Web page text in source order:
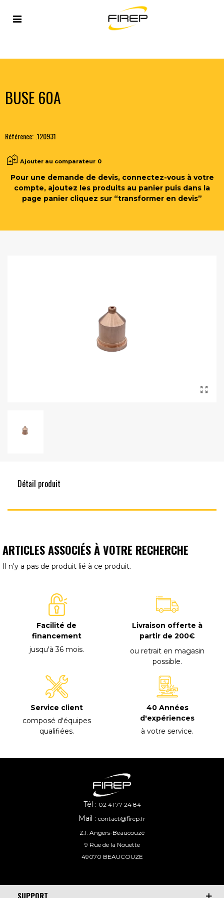
Accueil
TORCHES MANUELLES ET
BUSE 60A
Référence: .120931
Ajouter au comparateur 0
Pour une demande de devis, connectez-vous à votre
compte, ajoutez les produits au panier puis dans la
page panier cliquez sur “transformer en devis”
Détail produit
ARTICLES ASSOCIÉS À VOTRE RECHERCHE
Il n'y a pas de produit lié à ce produit.
Facilité de
financement
jusqu'à 36 mois.
Livraison offerte à
partir de 200€
ou retrait en magasin
possible.
Service client
composé d'équipes
qualifiées.
40 Années
d'expériences
à votre service.
SUPPORT
Tél : 02 41 77 24 84
Mail : contact@firep.fr
Z.I. Angers-Beaucouzé
9 Rue de la Nouette
49070 BEAUCOUZE